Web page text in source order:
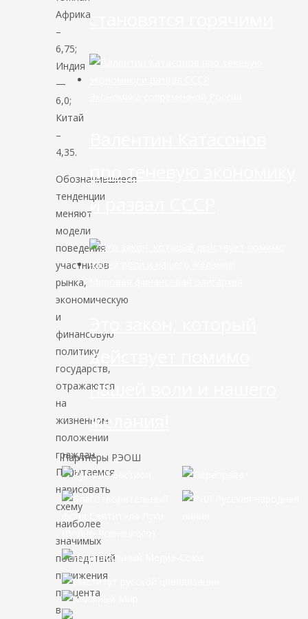
Африка
–
6,75;
Индия
—
6,0;
Китай
–
4,35.
Обозначившиеся
тенденции
меняют
модели
поведения
участников
рынка,
экономическую
и
финансовую
политику
государств,
отражаются
на
жизненном
положении
граждан.
Попытаемся
нарисовать
схему
наиболее
значимых
последствий
понижения
процента
в
становятся горячими
про теневую экономику
и развал СССР
действует помимо
нашей воли и нашего
желания!
Партнёры РЭОШ